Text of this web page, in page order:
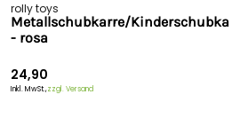
rolly toys
Metallschubkarre/Kinderschubkarre
- rosa
24,90
Inkl. MwSt.,zzgl. Versand